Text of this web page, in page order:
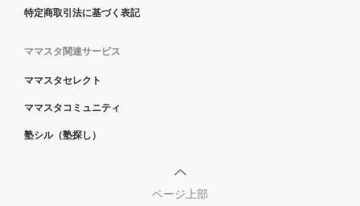
特定商取引法に基づく表記
ママスタ関連サービス
ママスタセレクト
ママスタコミュニティ
塾シル（塾探し）
ページ上部